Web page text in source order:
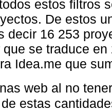
estos filtros
De estos
decir 16 253
que se traduce
Idea.me que
web al no
estas